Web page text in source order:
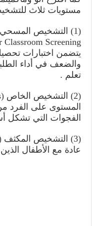
مستويات ثلاث
Screening)
يتضمن اختبارات
والضعف في أداء
تعلم .
المستوى على الفرد
الفجوات التي تشكل
عادة مع الأطفال